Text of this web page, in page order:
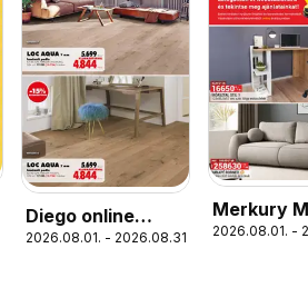
Diego online
katalógus 08
2026.08.01. - 2026.08.31.
Merkury
akciós
2026.08.01. -